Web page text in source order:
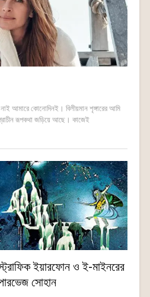
আমারে কোনোদিনই। বিলীয়মান শৃঙ্গারের আমি
রূপকথা জড়িয়ে আছে। কাজেই
ইয়ারফোন ও ই-মাইনরের
সোহান